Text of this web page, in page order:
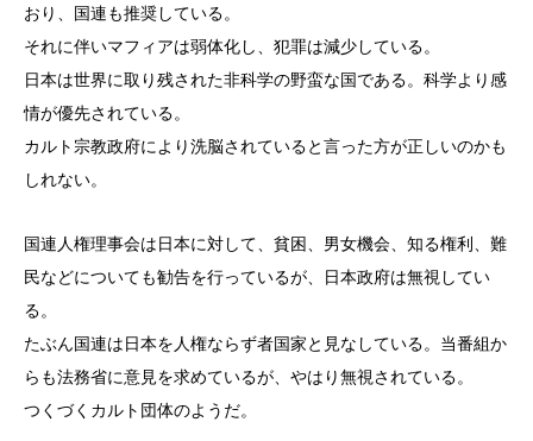
おり、国連も推奨している。
それに伴いマフィアは弱体化し、犯罪は減少している。
日本は世界に取り残された非科学の野蛮な国である。科学より感
情が優先されている。
カルト宗教政府により洗脳されていると言った方が正しいのかも
しれない。
国連人権理事会は日本に対して、貧困、男女機会、知る権利、難
民などについても勧告を行っているが、日本政府は無視してい
る。
たぶん国連は日本を人権ならず者国家と見なしている。当番組か
らも法務省に意見を求めているが、やはり無視されている。
つくづくカルト団体のようだ。